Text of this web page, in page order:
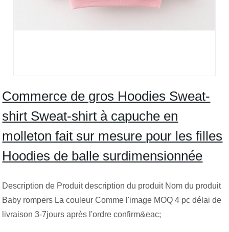
Commerce de gros Hoodies Sweat-
shirt Sweat-shirt à capuche en
molleton fait sur mesure pour les filles
Hoodies de balle surdimensionnée
Description de Produit description du produit Nom du produit
Baby rompers La couleur Comme l'image MOQ 4 pc délai de
livraison 3-7jours après l'ordre confirm&eac;